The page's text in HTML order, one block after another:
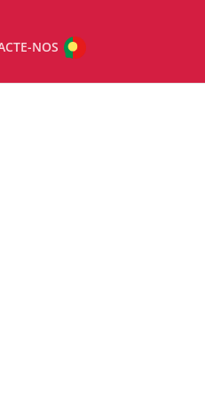
NOS